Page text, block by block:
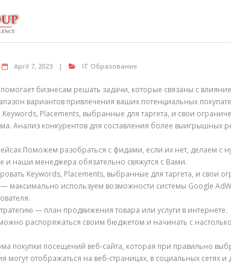
April 7, 2023 IT Образование
бизнесам решать задачи, которые связаны с
вариантов привлечения ваших потенциальных
Placements, выбранные для таргета, и свои
Анализ конкурентов для составления более выигрышных
Поможем разобраться с фидами, если их нет, делаем с
и наши менеджера обязательно свяжутся с Вами.
Keywords, Placements, выбранные для таргета, и свои
максимально используем возможности системы Google
— план продвижения товара или услуги в интернете.
распоряжаться своим бюджетом и начинать с
покупки посещений веб-сайта, которая при правильно
могут отображаться на веб-страницах, в социальных